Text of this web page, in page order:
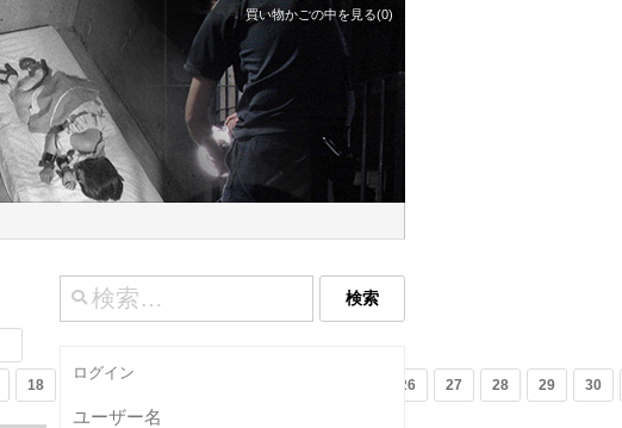
買い物かごの中を見る(0)
18 26 27 28 29 30
検
索:
ログイン
ユーザー名